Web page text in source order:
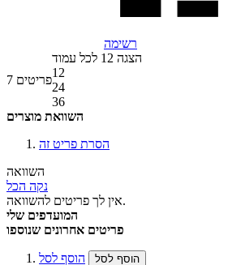
רשימה
7 פריטים
הצגה 12 לכל עמוד
12
24
36
השוואת מוצרים
הסרת פריט זה
השוואה
נקה הכל
אין לך פריטים להשוואה.
המועדפים שלי
פריטים אחרונים שנוספו
הוסף לסל הוסף לסל